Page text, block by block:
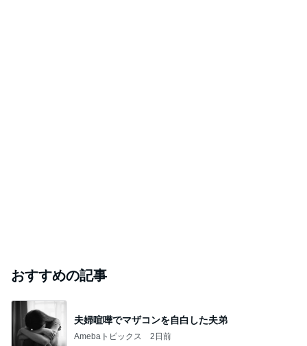
おすすめの記事
夫婦喧嘩でマザコンを自白した夫弟
Amebaトピックス 2日前